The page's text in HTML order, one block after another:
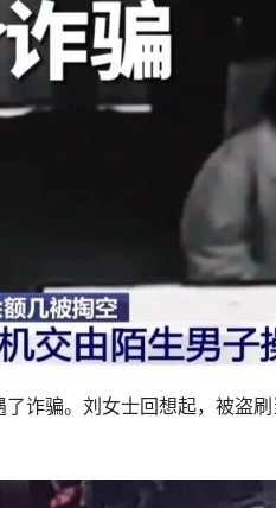
诈骗。刘女士回想起，被盗